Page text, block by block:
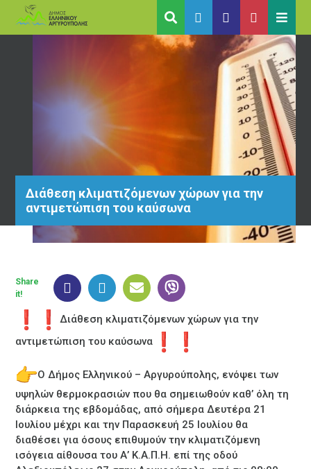
Διάθεση κλιματιζόμενων χώρων για την
αντιμετώπιση του καύσωνα
Διάθεση κλιματιζόμενων χώρων για την
αντιμετώπιση του καύσωνα
Ο Δήμος Ελληνικού – Αργυρούπολης, ενόψει των
υψηλών θερμοκρασιών που θα σημειωθούν καθ’ όλη τη
διάρκεια της εβδομάδας, από σήμερα Δευτέρα 21
Ιουλίου μέχρι και την Παρασκευή 25 Ιουλίου θα
διαθέσει για όσους επιθυμούν την κλιματιζόμενη
ισόγεια αίθουσα του Α’ Κ.Α.Π.Η. επί της οδού
Share
it!